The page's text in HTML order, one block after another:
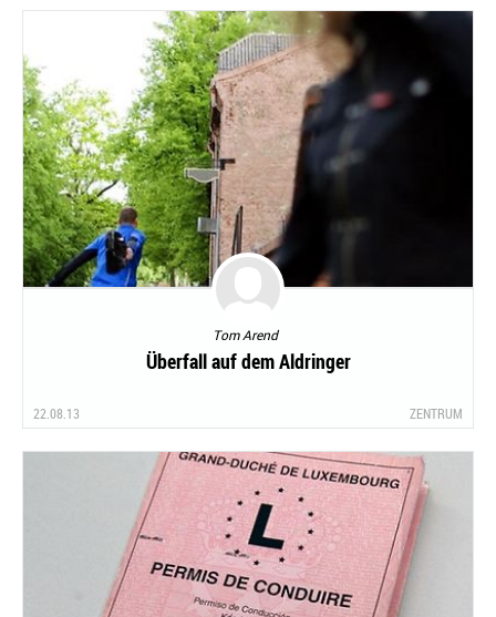
Tom Arend
Überfall auf dem Aldringer
22.08.13 ZENTRUM